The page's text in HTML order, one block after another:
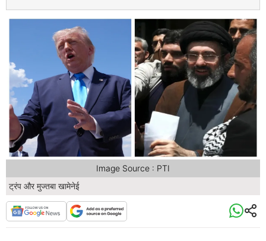
ट्रंप और मुज्तबा खामेनेई
Image Source : PTI